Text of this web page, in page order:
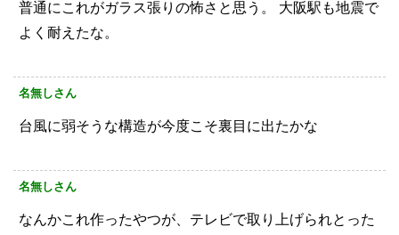
普通にこれがガラス張りの怖さと思う。
大阪駅も地震で
よく耐えたな。
名無しさん
台風に弱そうな構造が今度こそ裏目に出たかな
名無しさん
なんかこれ作ったやつが、テレビで取り上げられとった